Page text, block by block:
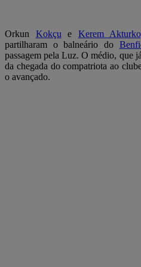
Orkun Kokçu e Kerem
partilharam o balneário do
passagem pela Luz. O médio, que
da chegada do compatriota ao
o avançado.